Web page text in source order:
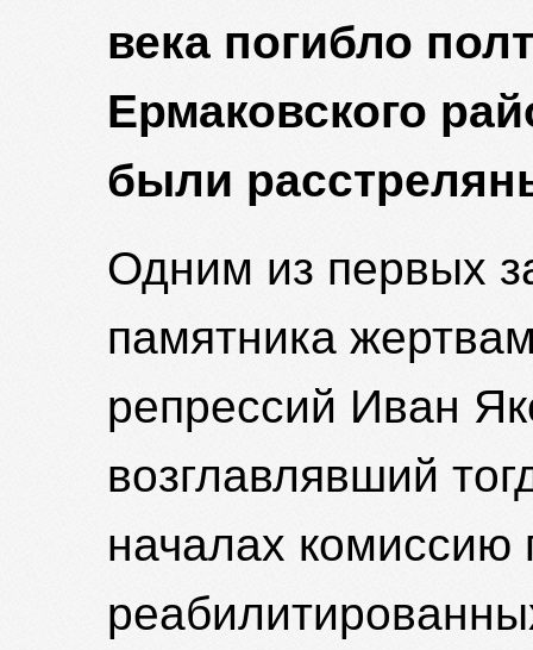
века погибло
Ермаковского
были
Одним из первых
памятника
репрессий Иван
возглавлявший
началах комиссию